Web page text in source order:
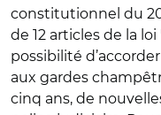
constitutionnel du
de 12 articles de la
possibilité
aux gardes
cinq ans, de